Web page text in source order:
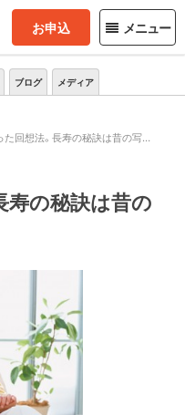
メニュー
お申込
ブログ メディア
写真を使った回想法。長寿の秘訣は昔の写真にアリ！
寿の秘訣は昔の